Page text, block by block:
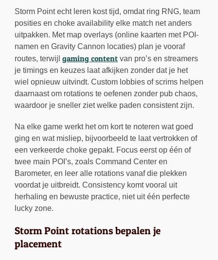
Storm Point echt leren kost tijd, omdat ring RNG, team
posities en choke availability elke match net anders
uitpakken. Met map overlays (online kaarten met POI-
namen en Gravity Cannon locaties) plan je vooraf
routes, terwijl gaming content van pro’s en streamers
je timings en keuzes laat afkijken zonder dat je het
wiel opnieuw uitvindt. Custom lobbies of scrims helpen
daarnaast om rotations te oefenen zonder pub chaos,
waardoor je sneller ziet welke paden consistent zijn.
Na elke game werkt het om kort te noteren wat goed
ging en wat misliep, bijvoorbeeld te laat vertrokken of
een verkeerde choke gepakt. Focus eerst op één of
twee main POI’s, zoals Command Center en
Barometer, en leer alle rotations vanaf die plekken
voordat je uitbreidt. Consistency komt vooral uit
herhaling en bewuste practice, niet uit één perfecte
lucky zone.
Storm Point rotations bepalen je
placement